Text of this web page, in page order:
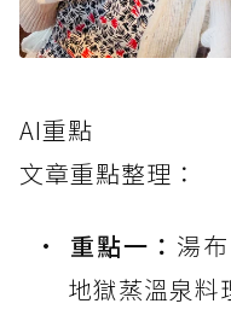
AI重點
文章重點整理：
重點一： 湯
地獄蒸溫泉料